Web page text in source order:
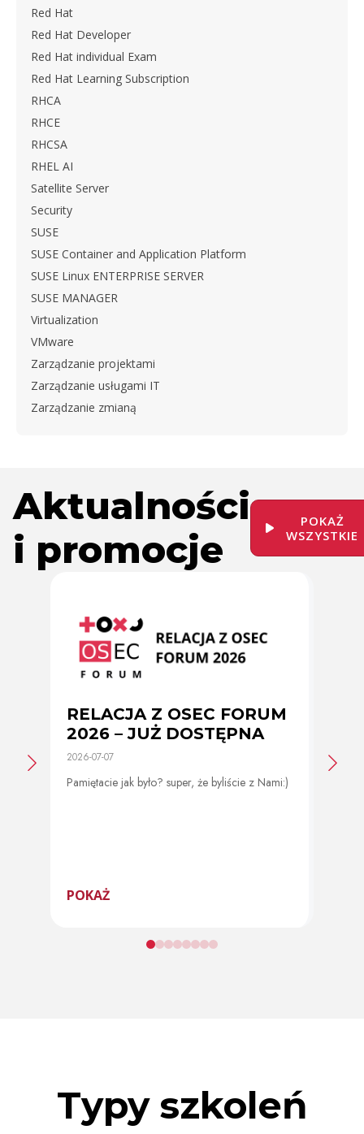
Red Hat
Red Hat Developer
Red Hat individual Exam
Red Hat Learning Subscription
RHCA
RHCE
RHCSA
RHEL AI
Satellite Server
Security
SUSE
SUSE Container and Application Platform
SUSE Linux ENTERPRISE SERVER
SUSE MANAGER
Virtualization
VMware
Zarządzanie projektami
Zarządzanie usługami IT
Zarządzanie zmianą
Aktualności
i promocje
POKAŻ
WSZYSTKIE
RELACJA Z OSEC FORUM
2026 – JUŻ DOSTĘPNA
2026-07-07
Pamiętacie jak było? super, że byliście z Nami:)
POKAŻ
2026-
Typy szkoleń